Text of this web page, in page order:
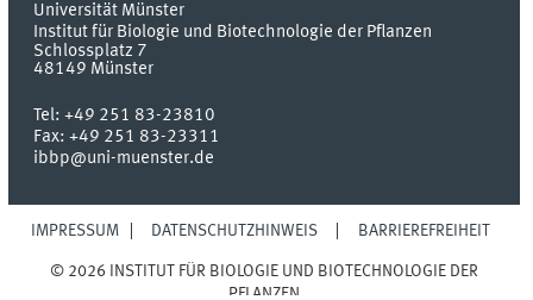
Universität Münster
Institut für Biologie und Biotechnologie der Pflanzen
Schlossplatz 7
48149 Münster
Tel:+49 251 83-23810
Fax:+49 251 83-23311
ibbp@uni-muenster.de
IMPRESSUM DATENSCHUTZHINWEIS BARRIEREFREIHEIT
© 2026 INSTITUT FÜR BIOLOGIE UND BIOTECHNOLOGIE DER
PFLANZEN